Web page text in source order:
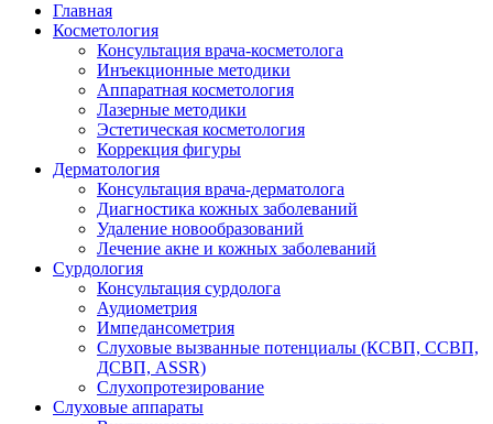
Главная
Косметология
Консультация врача-косметолога
Инъекционные методики
Аппаратная косметология
Лазерные методики
Эстетическая косметология
Коррекция фигуры
Дерматология
Консультация врача-дерматолога
Диагностика кожных заболеваний
Удаление новообразований
Лечение акне и кожных заболеваний
Сурдология
Консультация сурдолога
Аудиометрия
Импедансометрия
Слуховые вызванные потенциалы (КСВП, ССВП,
ДСВП, ASSR)
Слухопротезирование
Слуховые аппараты